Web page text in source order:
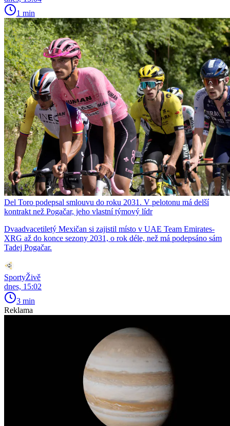
1 min
Del Toro podepsal smlouvu do roku 2031. V pelotonu má delší
kontrakt než Pogačar, jeho vlastní týmový lídr
Dvaadvacetiletý Mexičan si zajistil místo v UAE Team Emirates-
XRG až do konce sezony 2031, o rok déle, než má podepsáno sám
Tadej Pogačar.
SportyŽivě
dnes, 15:02
3 min
Reklama